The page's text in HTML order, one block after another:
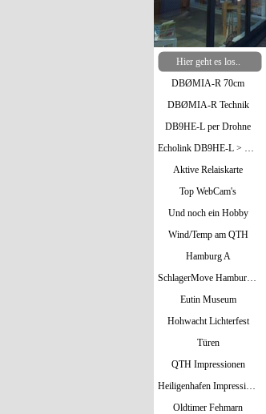
Hier geht es los..
DBØMIA-R 70cm
DBØMIA-R Technik
DB9HE-L per Drohne
Echolink DB9HE-L > Bild oben / DBØMIA-R >Bild unten
Aktive Relaiskarte
Top WebCam's
Und noch ein Hobby
Wind/Temp am QTH
Hamburg A
SchlagerMove Hamburg 2024
Eutin Museum
Hohwacht Lichterfest
Türen
QTH Impressionen
Heiligenhafen Impressionen
Oldtimer Fehmarn